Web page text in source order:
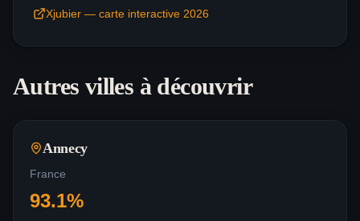
Xjubier — carte interactive 2026
Autres villes à découvrir
Annecy
France
93.1%